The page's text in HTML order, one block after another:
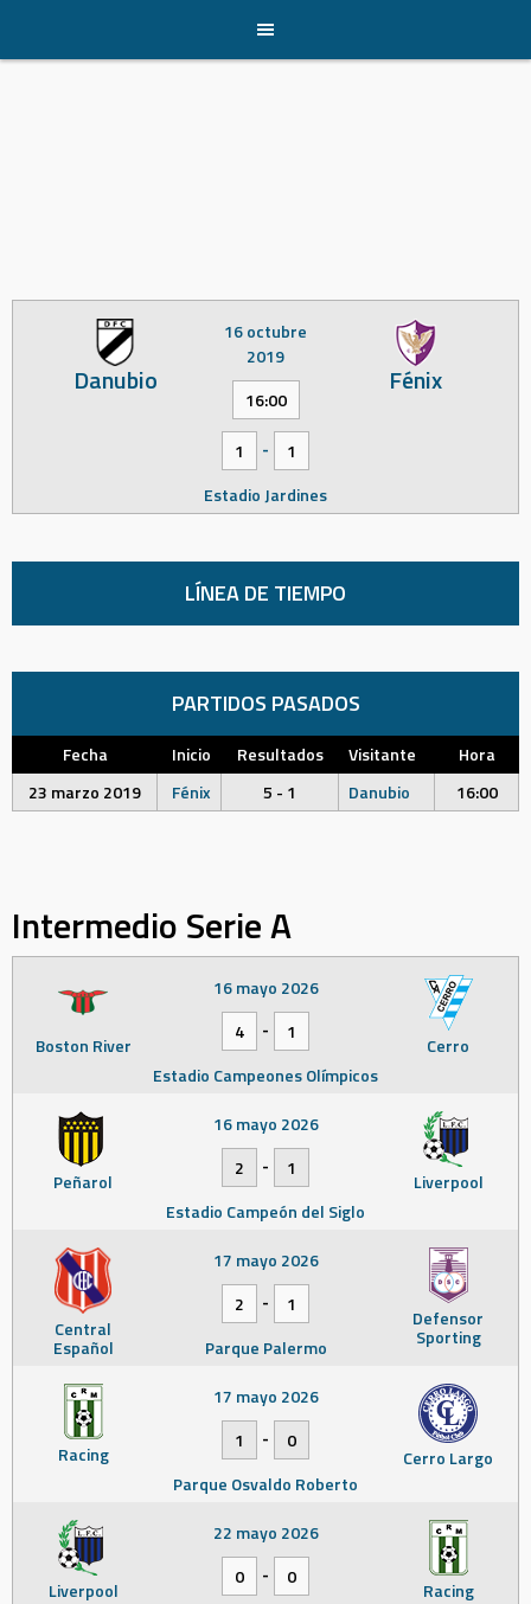
content
Danubio Fénix
16 octubre
2019
16:00
1 -
1
Estadio Jardines
LÍNEA DE TIEMPO
PARTIDOS PASADOS
Fecha Inicio Resultados Visitante
Hora
23 marzo 2019
Fénix 5 - 1 Danubio 16:00
Intermedio Serie A
Boston River Cerro
16 mayo 2026
4
-
1
Estadio Campeones Olímpicos
Peñarol Liverpool
16 mayo 2026
2
-
1
Estadio Campeón del Siglo
Central
Español
Defensor
Sporting
17 mayo 2026
2
-
1
Parque Palermo
Racing Cerro Largo
17 mayo 2026
1
-
0
Parque Osvaldo Roberto
Liverpool Racing
22 mayo 2026
0
-
0